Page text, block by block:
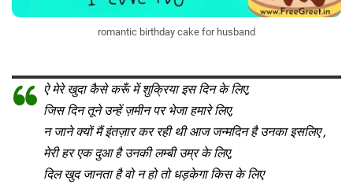
romantic birthday cake for husband
ऐ मेरे खुदा कैसे करूँ में शुक्रिया इस दिन के लिए,
जिस दिन तूने उन्हें ज़मीन पर भेजा हमारे लिए,
न जाने क्यों मैं इंतज़ार कर रही थी आज जन्मदिन है उनका इसलिए ,
मेरी हर एक दुआ है उनकी लम्बी उम्र के लिए,
दिल खुद जानता है वो न हो तो धड़केगा किस के लिए